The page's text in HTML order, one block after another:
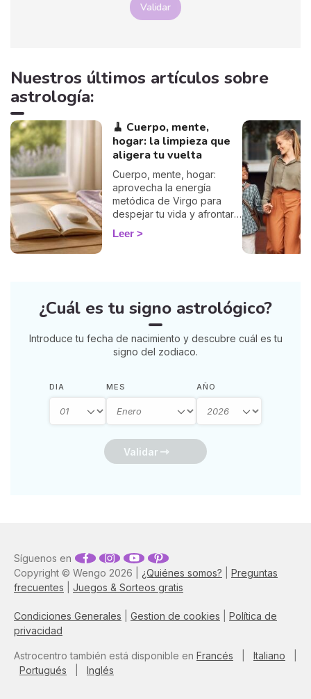
Validar
Nuestros últimos artículos sobre
astrología:
🧹 Cuerpo, mente,
hogar: la limpieza que
aligera tu vuelta
Cuerpo, mente, hogar:
aprovecha la energía
metódica de Virgo para
despejar tu vida y afrontar
la vuelta de 2026 con
ligereza. La guía de Marisa.
Leer
¿Cuál es tu signo astrológico?
Introduce tu fecha de nacimiento y descubre cuál es tu
signo del zodiaco.
DIA MES AÑO
Validar
Copyright © Wengo 2026 | ¿Quiénes somos?
Preguntas
frecuentes
Juegos & Sorteos gratis
Condiciones Generales Gestion de cookies
Política de
privacidad
Síguenos en
Astrocentro también está disponible en Francés Italiano
Portugués
Inglés